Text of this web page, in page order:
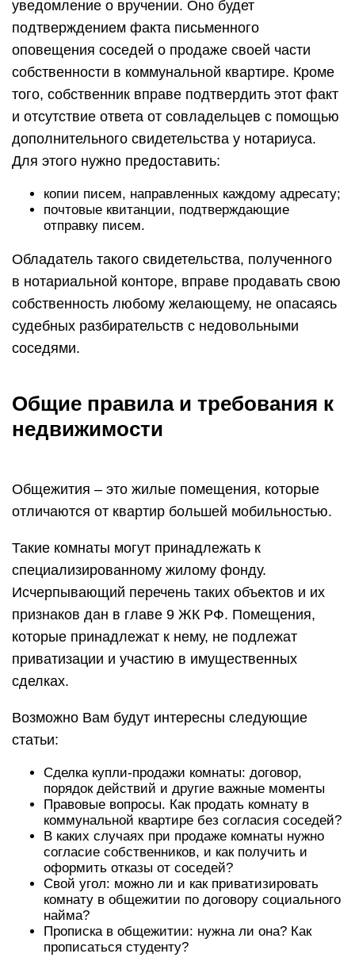
уведомление о вручении. Оно будет
подтверждением факта письменного
оповещения соседей о продаже своей части
собственности в коммунальной квартире. Кроме
того, собственник вправе подтвердить этот факт
и отсутствие ответа от совладельцев с помощью
дополнительного свидетельства у нотариуса.
Для этого нужно предоставить:
копии писем, направленных каждому адресату;
почтовые квитанции, подтверждающие
отправку писем.
Обладатель такого свидетельства, полученного
в нотариальной конторе, вправе продавать свою
собственность любому желающему, не опасаясь
судебных разбирательств с недовольными
соседями.
Общие правила и требования к
недвижимости
Общежития – это жилые помещения, которые
отличаются от квартир большей мобильностью.
Такие комнаты могут принадлежать к
специализированному жилому фонду.
Исчерпывающий перечень таких объектов и их
признаков дан в главе 9 ЖК РФ. Помещения,
которые принадлежат к нему, не подлежат
приватизации и участию в имущественных
сделках.
Возможно Вам будут интересны следующие
статьи:
Сделка купли-продажи комнаты: договор,
порядок действий и другие важные моменты
Правовые вопросы. Как продать комнату в
коммунальной квартире без согласия соседей?
В каких случаях при продаже комнаты нужно
согласие собственников, и как получить и
оформить отказы от соседей?
Свой угол: можно ли и как приватизировать
комнату в общежитии по договору социального
найма?
Прописка в общежитии: нужна ли она? Как
прописаться студенту?